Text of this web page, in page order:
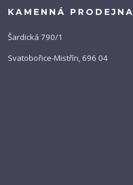
KAMENNÁ PRODEJNA
Šardická 790/1
Svatobořice-Mistřín, 696 04